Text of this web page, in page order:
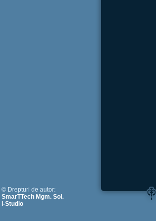
© Drepturi de autor:
SmarTTech Mgm. Sol.
i-Studio